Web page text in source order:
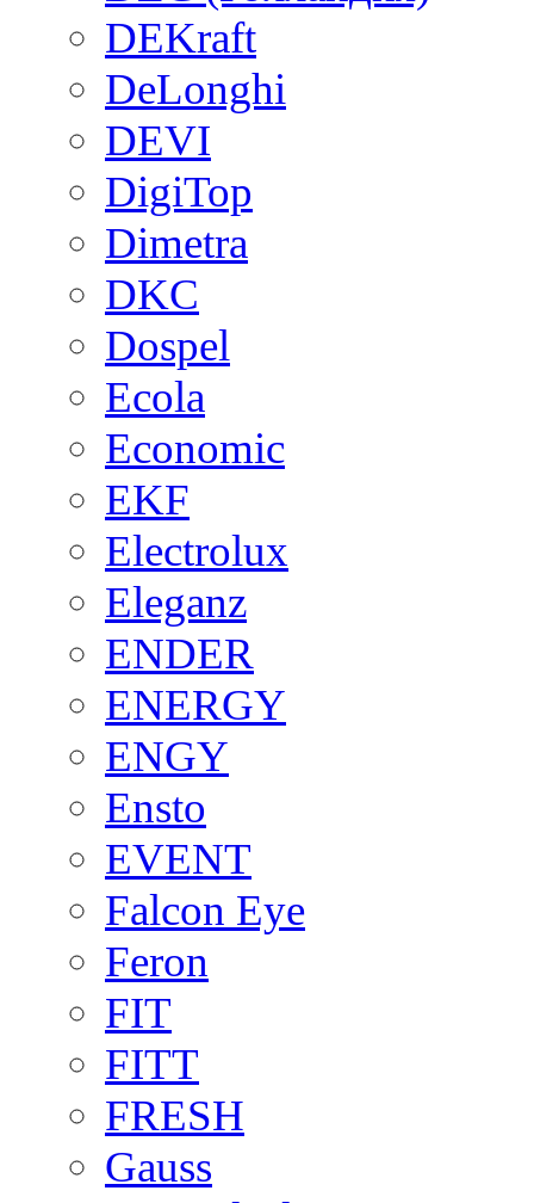
DEKraft
DeLonghi
DEVI
DigiTop
Dimetra
DKC
Dospel
Ecola
Economic
EKF
Electrolux
Eleganz
ENDER
ENERGY
ENGY
Ensto
EVENT
Falcon Eye
Feron
FIT
FITT
FRESH
Gauss